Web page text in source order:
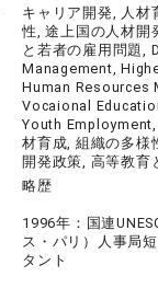
キャリア開発, 人材
性, 途上国の人材開
と若者の雇用問題,
Management,
Human Resources
Vocaional
Youth
材育成, 組織の多様
開発政策, 高等教育
略歴
1996年：国連
ス・パリ）人事局
タント